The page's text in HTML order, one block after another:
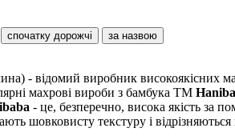
спочатку дорожчі за назвою
- відомий виробник високоякісних
махрові вироби з бамбука ТМ
- це, безперечно, висока якість за
шовковисту текстуру і